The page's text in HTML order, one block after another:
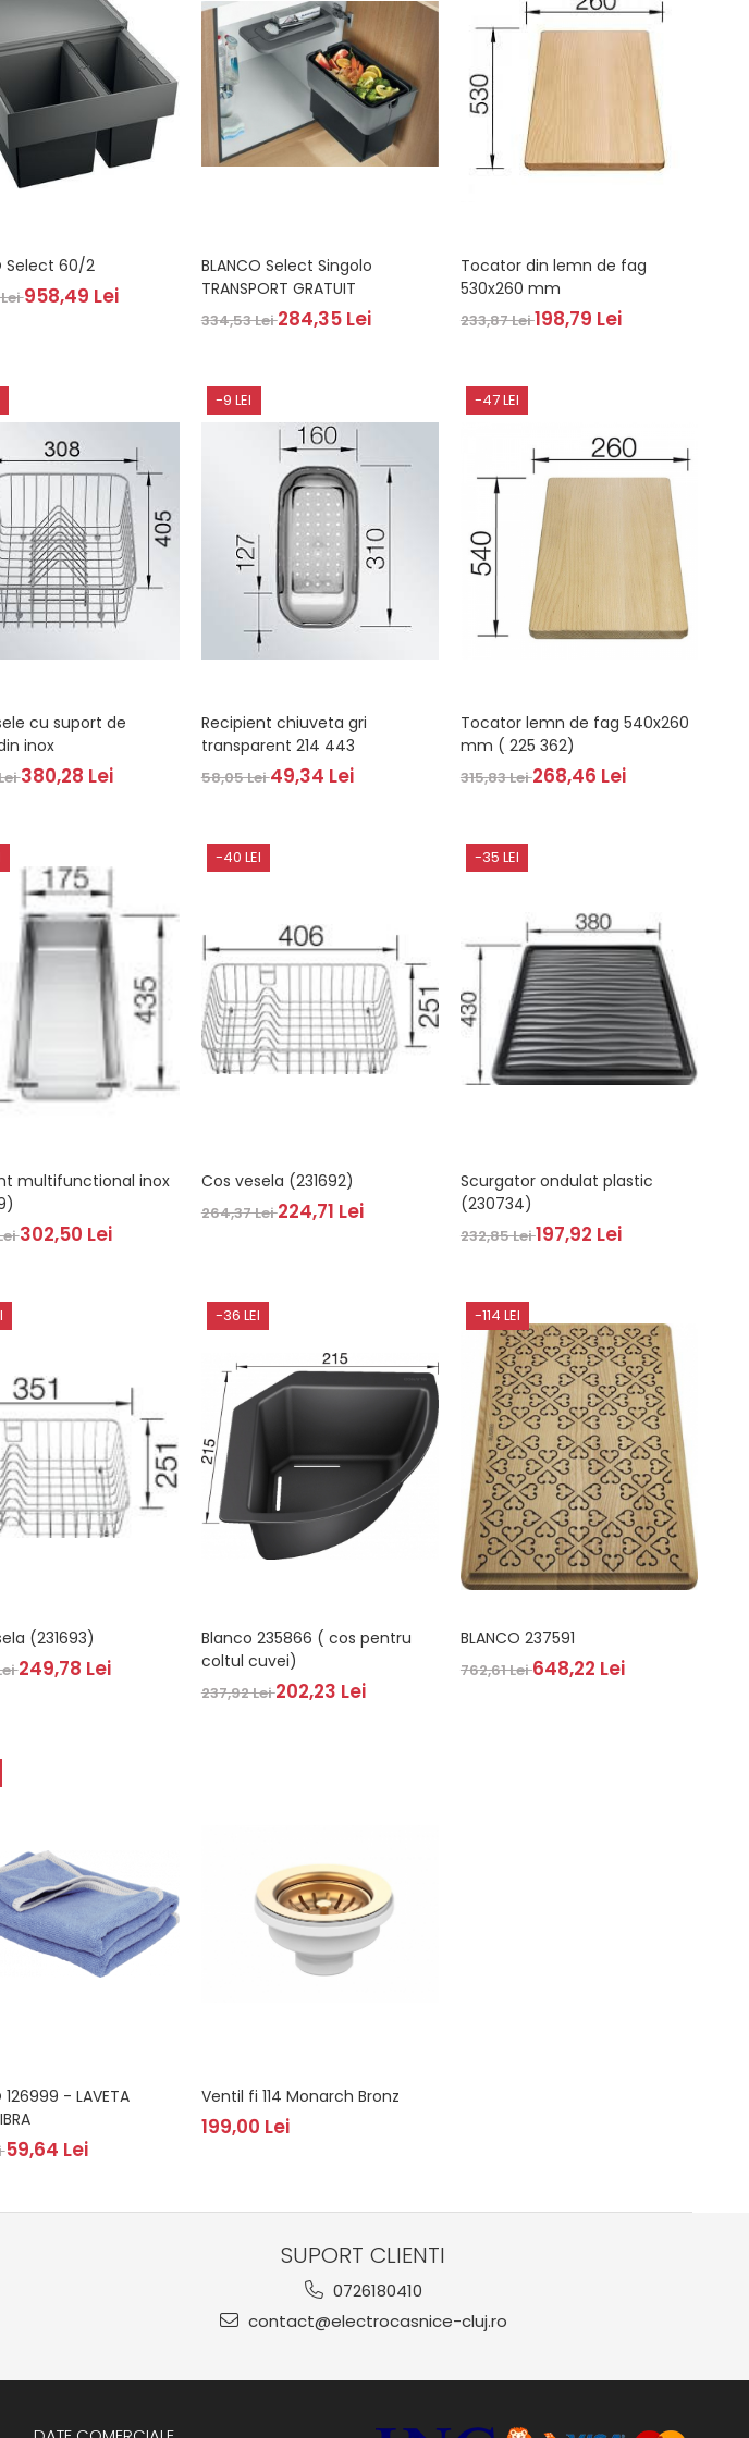
Select 60/2
Lei958,49 Lei
BLANCO Select Singolo
TRANSPORT GRATUIT
334,53 Lei284,35 Lei
Tocator din lemn de fag
530x260 mm
233,87 Lei198,79 Lei
cu suport de
inox
380,28 Lei
-9 LEI
Recipient chiuveta gri
transparent 214 443
58,05 Lei49,34 Lei
-47 LEI
Tocator lemn de fag 540x260
mm ( 225 362)
315,83 Lei268,46 Lei
multifunctional inox
302,50 Lei
-40 LEI
Cos vesela (231692)
264,37 Lei224,71 Lei
-35 LEI
Scurgator ondulat plastic
(230734)
232,85 Lei197,92 Lei
(231693)
249,78 Lei
-36 LEI
Blanco 235866 ( cos pentru
coltul cuvei)
237,92 Lei202,23 Lei
-114 LEI
BLANCO 237591
762,61 Lei648,22 Lei
126999 - LAVETA
59,64 Lei
Ventil fi 114 Monarch Bronz
199,00 Lei
SUPORT CLIENTI
0726180410
contact@electrocasnice-cluj.ro